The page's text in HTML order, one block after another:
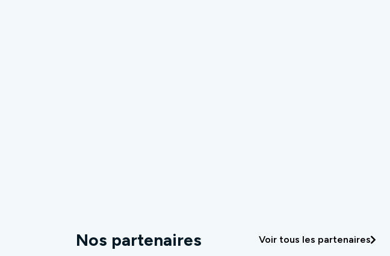
Nos partenaires Voir tous les partenaires